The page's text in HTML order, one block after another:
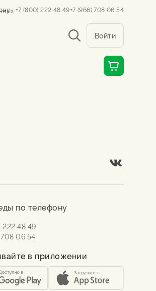
+7 (800) 222 48 49+7 (966) 708 06 54
Войти
по телефону
222 48 49
708 06 54
в приложении